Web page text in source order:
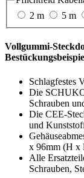
2 m
5 m
Vollgummi-
Schlagfestes
Die
Schrauben
Die CEE-
und
x 96mm (H x
Alle
Schrauben,